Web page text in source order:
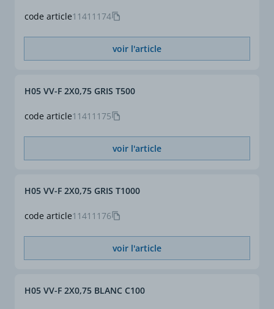
code article11411174
voir l'article
code article11411175
H05 VV-F 2X0,75 GRIS T500
voir l'article
code article11411176
H05 VV-F 2X0,75 GRIS T1000
voir l'article
H05 VV-F 2X0,75 BLANC C100